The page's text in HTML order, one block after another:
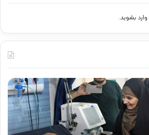
وارد بشوید.